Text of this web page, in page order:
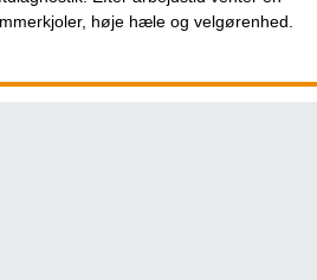
høje hæle og velgørenhed.